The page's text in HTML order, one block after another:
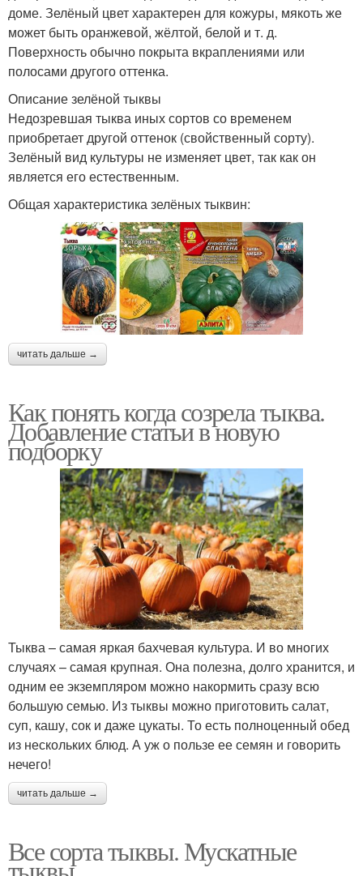
доме. Зелёный цвет характерен для кожуры, мякоть же
может быть оранжевой, жёлтой, белой и т. д.
Поверхность обычно покрыта вкраплениями или
полосами другого оттенка.
Описание зелёной тыквы
Недозревшая тыква иных сортов со временем
приобретает другой оттенок (свойственный сорту).
Зелёный вид культуры не изменяет цвет, так как он
является его естественным.
Общая характеристика зелёных тыквин:
читать дальше →
Как понять когда созрела тыква.
Добавление статьи в новую
подборку
Тыква – самая яркая бахчевая культура. И во многих
случаях – самая крупная. Она полезна, долго хранится, и
одним ее экземпляром можно накормить сразу всю
большую семью. Из тыквы можно приготовить салат,
суп, кашу, сок и даже цукаты. То есть полноценный обед
из нескольких блюд. А уж о пользе ее семян и говорить
нечего!
читать дальше →
Все сорта тыквы. Мускатные